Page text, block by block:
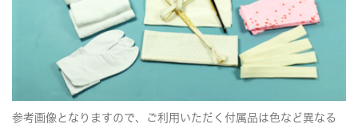
参考画像となりますので、ご利用いただく付属品は色など異なる